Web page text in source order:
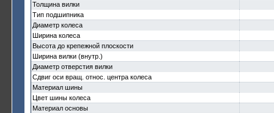
Толщина вилки
Тип подшипника
Диаметр колеса
Ширина колеса
Высота до крепежной плоскости
Ширина вилки (внутр.)
Диаметр отверстия вилки
Сдвиг оси вращ. относ. центра колеса
Материал шины
Цвет шины колеса
Материал основы